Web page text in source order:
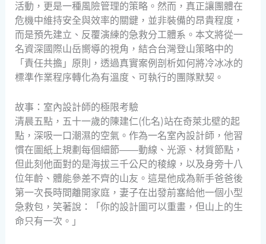
活動，更是一種風險管理的策略。然而，真正讓團體在
危機中維持安全與效率的關鍵，並非裝備的昂貴程度，
而是預先建立、反覆演練的急救分工體系。本文將從一
名資深國際山岳嚮導的視角，結合台灣登山策略中的
「責任共擔」原則，透過真實案例剖析如何將冷冰冰的
標準作業程序轉化為有溫度、可執行的團隊默契。
故事：室內設計師的極限考驗
清晨五點，五十一歲的陳建仁(化名)站在奇萊北壁的起
點，深吸一口潮濕的空氣。作為一名室內設計師，他習
慣在圖紙上規劃每個細節——動線、光源、材質節點，
但此刻他面對的是海拔三千公尺的稜線，以及身旁十八
位年齡、體能參差不齊的山友。這是他成為新手爸爸後
第一次長時間離開家庭，妻子在出發前塞給他一個小型
急救包，笑著說：「你的設計圖可以重畫，但山上的生
命只有一次。」